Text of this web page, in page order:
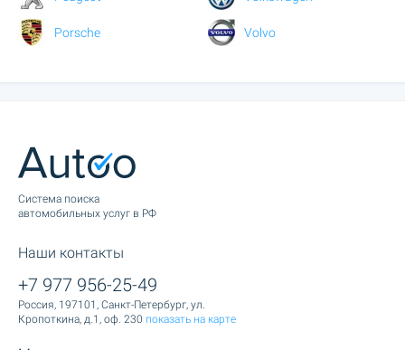
Porsche Volvo
Cистема поиска
автомобильных услуг в РФ
Наши контакты
+7 977 956-25-49
Россия, 197101, Санкт-Петербург, ул.
Кропоткина, д.1, оф. 230 показать на карте